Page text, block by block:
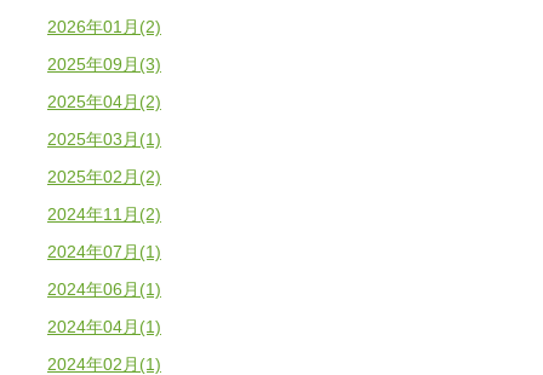
2026年01月(2)
2025年09月(3)
2025年04月(2)
2025年03月(1)
2025年02月(2)
2024年11月(2)
2024年07月(1)
2024年06月(1)
2024年04月(1)
2024年02月(1)